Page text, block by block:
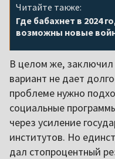
Читайте также:
Где бабахнет в 2024
возможны новые
В целом же, заключил
вариант не дает
проблеме нужно
социальные
через усиление
институтов. Но
дал стопроцентный